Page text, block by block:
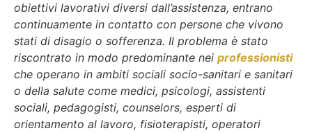
obiettivi lavorativi diversi dall’assistenza, entrano
continuamente in contatto con persone che vivono
stati di disagio o sofferenza. Il problema è stato
riscontrato in modo predominante nei professionisti
che operano in ambiti sociali socio-sanitari e sanitari
o della salute come medici, psicologi, assistenti
sociali, pedagogisti, counselors, esperti di
orientamento al lavoro, fisioterapisti, operatori